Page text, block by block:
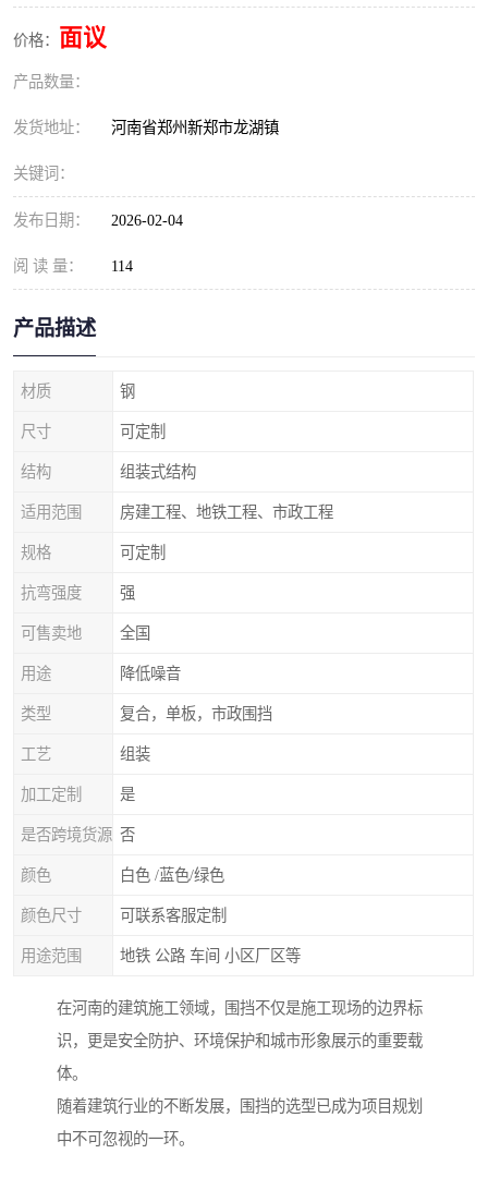
价格： 面议
产品数量：
发货地址： 河南省郑州新郑市龙湖镇
关键词：
发布日期： 2026-02-04
阅 读 量： 114
产品描述
材质 钢
尺寸 可定制
结构 组装式结构
适用范围 房建工程、地铁工程、市政工程
规格 可定制
抗弯强度 强
可售卖地 全国
用途 降低噪音
类型 复合，单板，市政围挡
工艺 组装
加工定制 是
是否跨境货源 否
颜色 白色 /蓝色/绿色
颜色尺寸 可联系客服定制
用途范围 地铁 公路 车间 小区厂区等
在河南的建筑施工领域，围挡不仅是施工现场的边界标
识，更是安全防护、环境保护和城市形象展示的重要载
体。
随着建筑行业的不断发展，围挡的选型已成为项目规划
中不可忽视的一环。